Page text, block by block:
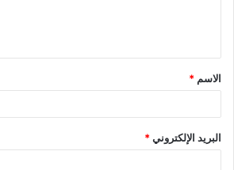
الاسم *
البريد الإلكتروني*